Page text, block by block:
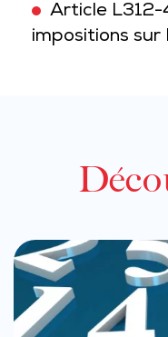
Article L312-
impositions sur